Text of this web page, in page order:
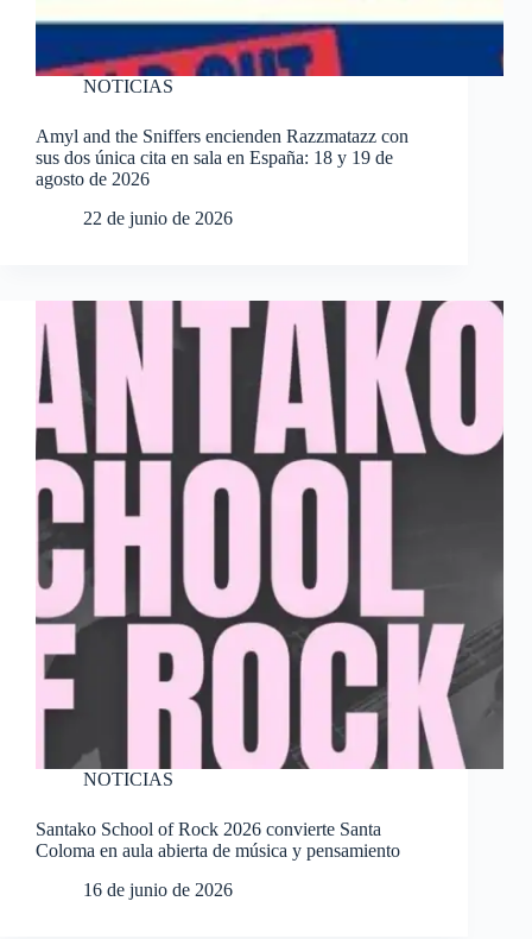
NOTICIAS
Amyl and the Sniffers encienden Razzmatazz con
sus dos única cita en sala en España: 18 y 19 de
agosto de 2026
22 de junio de 2026
NOTICIAS
Santako School of Rock 2026 convierte Santa
Coloma en aula abierta de música y pensamiento
16 de junio de 2026